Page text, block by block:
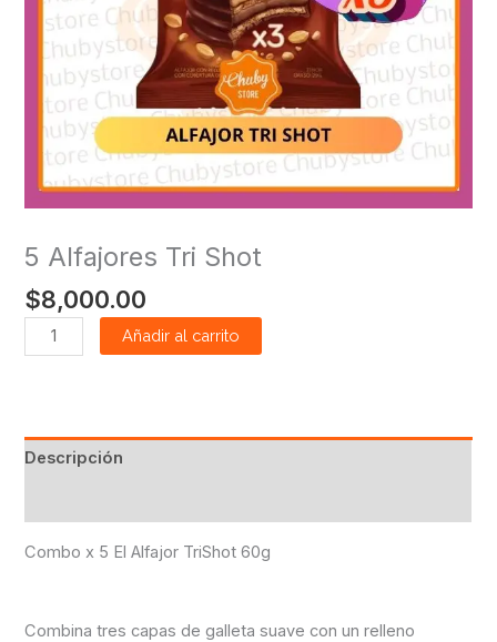
5 Alfajores Tri Shot
$8,000.00
Añadir al carrito
Descripción
Combo x 5 El Alfajor TriShot 60g
Combina tres capas de galleta suave con un relleno